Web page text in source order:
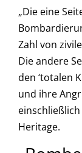
„Die eine
Zahl von
Die andere
den ‘totalen
und ihre
Heritage.